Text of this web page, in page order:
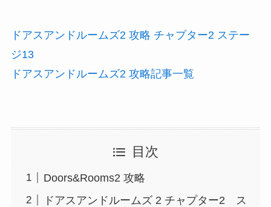
ドアスアンドルームズ2 攻略 チャプター2 ステー
ジ13
ドアスアンドルームズ2 攻略記事一覧
目次
Doors&Rooms2 攻略
ドアスアンドルームズ 2 チャプター2 ス